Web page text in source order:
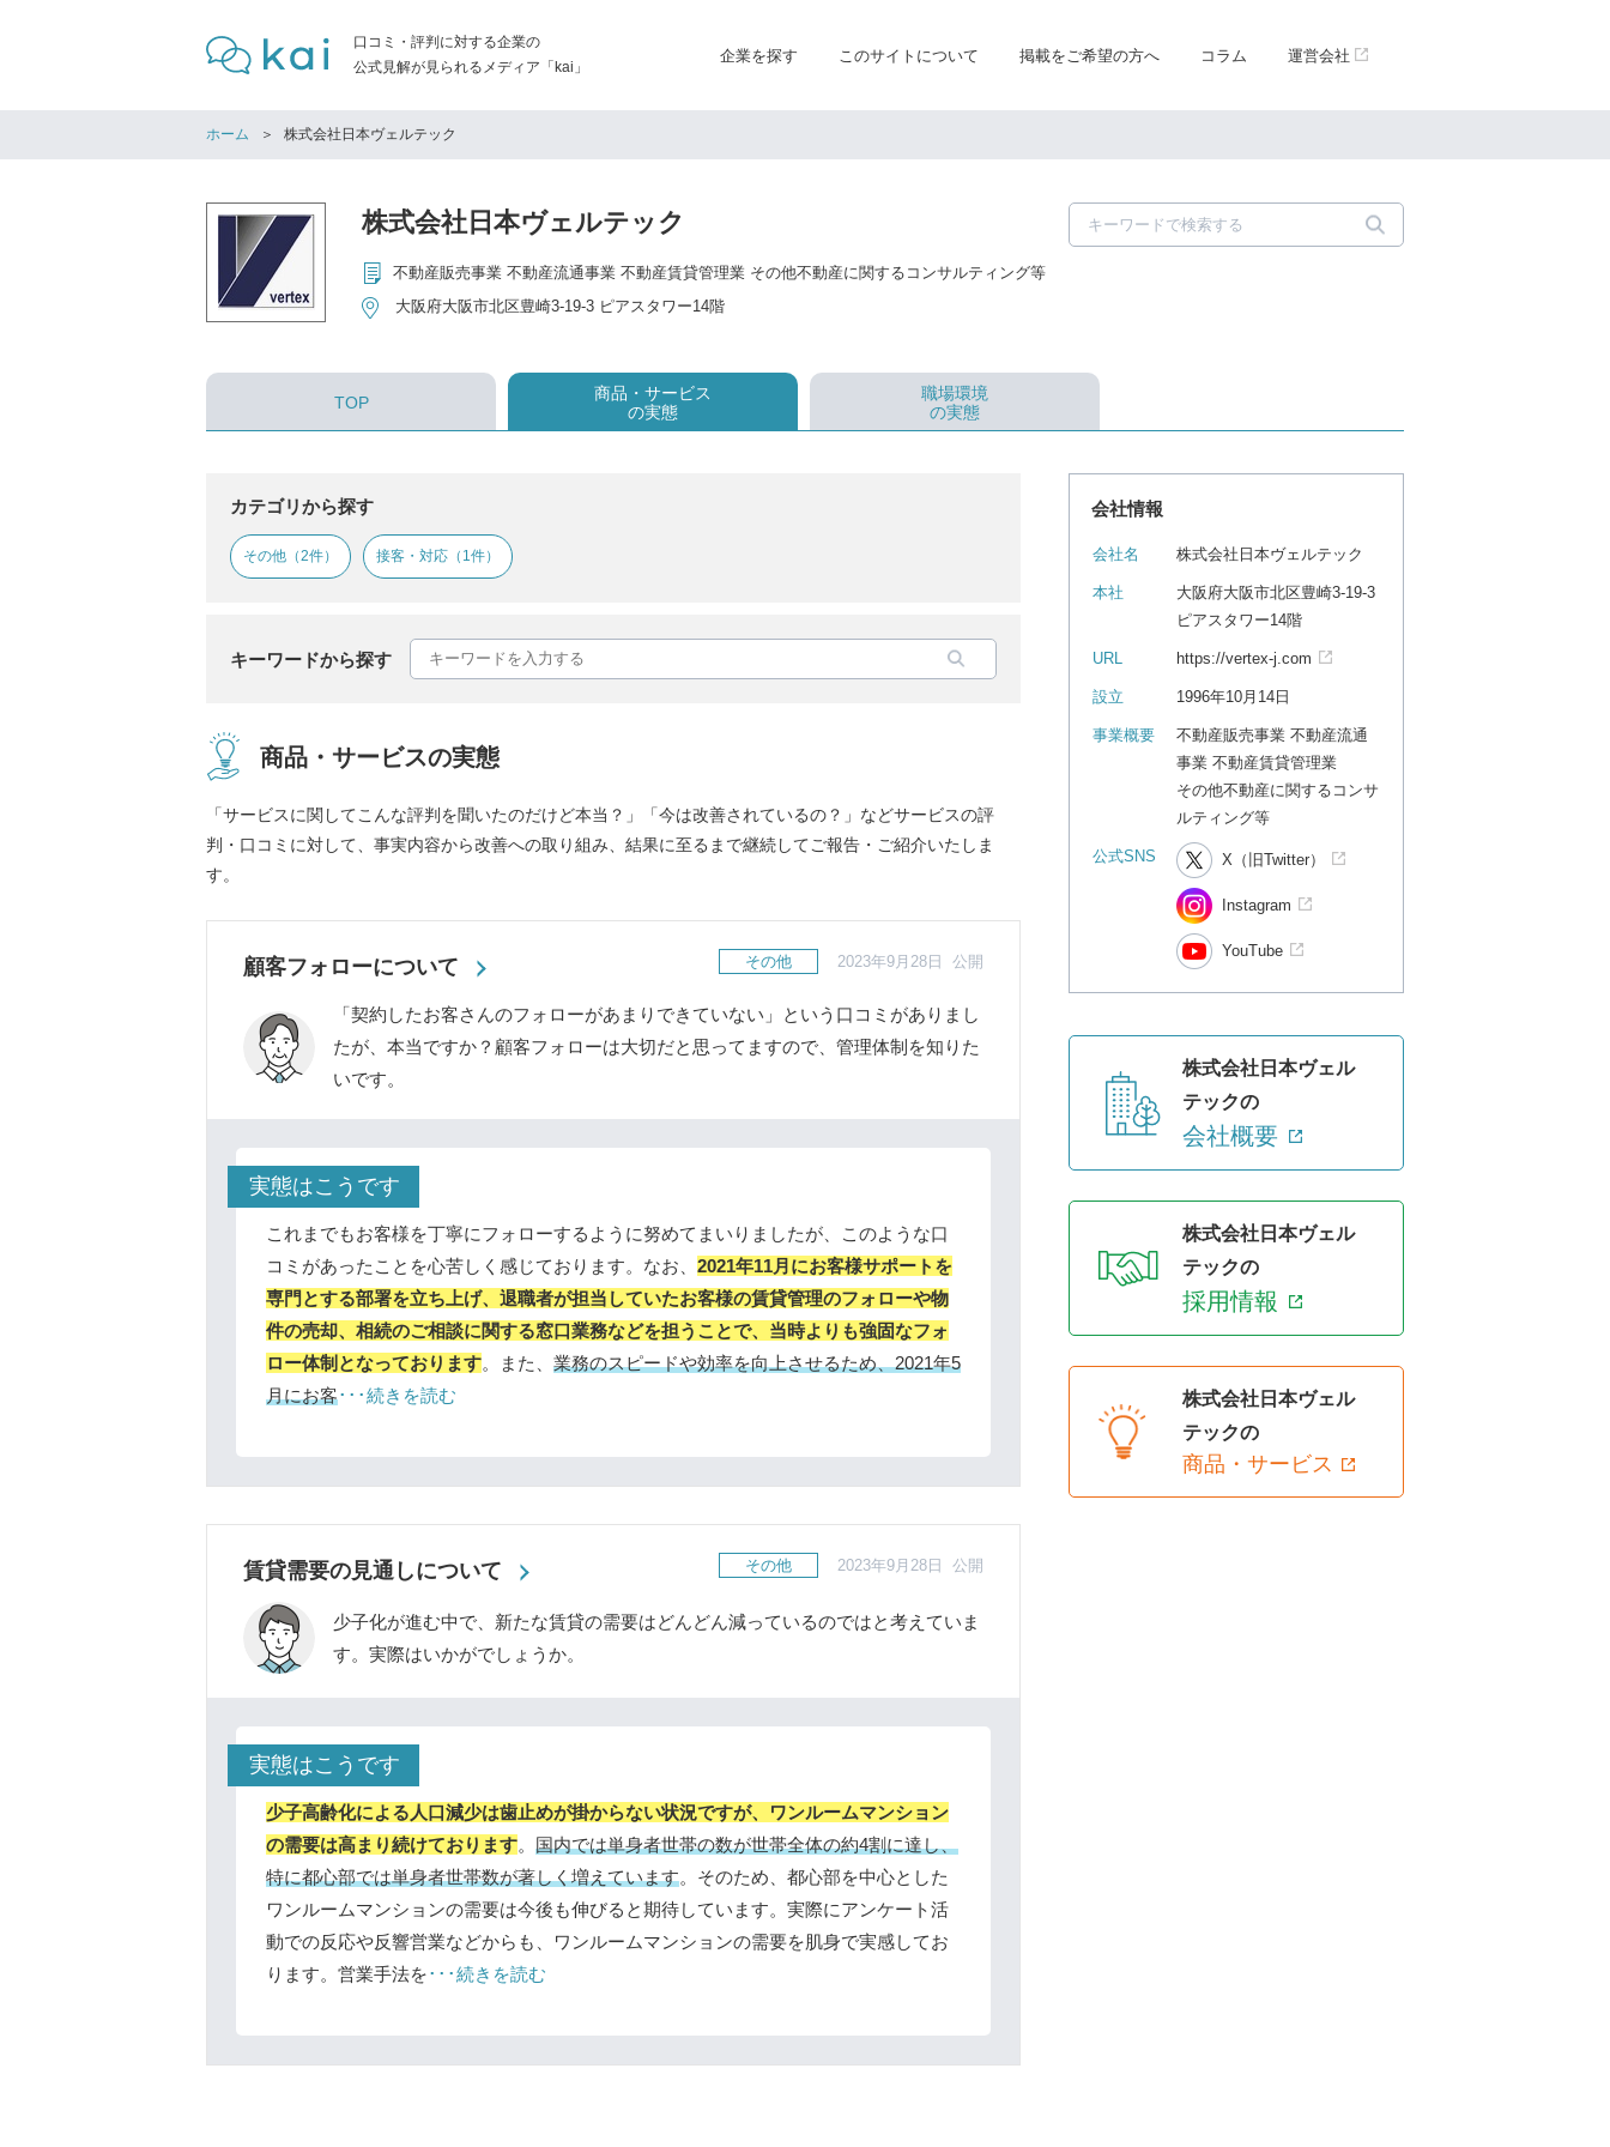
口コミ・評判に対する企業の
公式見解が見られるメディア「kai」
企業を探す このサイトについて 掲載をご希望の方へ コラム 運営会社
ホーム 株式会社日本ヴェルテック
株式会社日本ヴェルテック
不動産販売事業 不動産流通事業 不動産賃貸管理業 その他不動産に関するコンサルティング等
大阪府大阪市北区豊崎3-19-3 ピアスタワー14階
TOP
商品・サービス
の実態
職場環境
の実態
カテゴリから探す
その他（2件） 接客・対応（1件）
キーワードから探す
商品・サービスの実態
「サービスに関してこんな評判を聞いたのだけど本当？」「今は改善されているの？」などサービスの評
判・口コミに対して、事実内容から改善への取り組み、結果に至るまで継続してご報告・ご紹介いたしま
す。
顧客フォローについて その他 2023年9月28日 公開
「契約したお客さんのフォローがあまりできていない」という口コミがありまし
たが、本当ですか？顧客フォローは大切だと思ってますので、管理体制を知りた
いです。
実態はこうです
これまでもお客様を丁寧にフォローするように努めてまいりましたが、このような口
コミがあったことを心苦しく感じております。なお、 2021年11月にお客様サポートを
専門とする部署を立ち上げ、退職者が担当していたお客様の賃貸管理のフォローや物
件の売却、相続のご相談に関する窓口業務などを担うことで、当時よりも強固なフォ
ロー体制となっております。また、 業務のスピードや効率を向上させるため、2021年5
月にお客･･･続きを読む
賃貸需要の見通しについて その他 2023年9月28日 公開
少子化が進む中で、新たな賃貸の需要はどんどん減っているのではと考えていま
す。実際はいかがでしょうか。
実態はこうです
少子高齢化による人口減少は歯止めが掛からない状況ですが、ワンルームマンション
の需要は高まり続けております。 国内では単身者世帯の数が世帯全体の約4割に達し、
特に都心部では単身者世帯数が著しく増えています。そのため、都心部を中心とした
ワンルームマンションの需要は今後も伸びると期待しています。実際にアンケート活
動での反応や反響営業などからも、ワンルームマンションの需要を肌身で実感してお
ります。営業手法を･･･続きを読む
会社情報
会社名 株式会社日本ヴェルテック
本社
大阪府大阪市北区豊崎3-19-3
ピアスタワー14階
URL https://vertex-j.com
設立 1996年10月14日
事業概要
不動産販売事業 不動産流通
事業 不動産賃貸管理業
その他不動産に関するコンサ
ルティング等
公式SNS X（旧Twitter）
Instagram
YouTube
株式会社日本ヴェル
テックの
会社概要
株式会社日本ヴェル
テックの
採用情報
株式会社日本ヴェル
テックの
商品・サービス